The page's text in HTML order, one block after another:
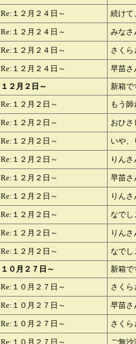
Re:１２月２４日～ 続けて
Re:１２月２４日～ みなさ
Re:１２月２４日～ さく
Re:１２月２４日～
早苗
１２月２日～
新箱で
Re:１２月２日～ もう
Re:１２月２日～ おひ
Re:１２月２日～ いや
Re:１２月２日～ りん
Re:１２月２日～ 早苗さ
Re:１２月２日～ りん
Re:１２月２日～ なで
Re:１２月２日～ りん
Re:１２月２日～
なで
１０月２７日～
新箱で
Re:１０月２７日～ さく
Re:１０月２７日～ 早苗さ
Re:１０月２７日～ さく
Re:１０月２７日～ ご無